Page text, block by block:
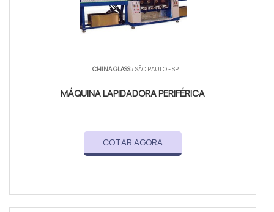
CHINA GLASS/ SÃO PAULO - SP
MÁQUINA LAPIDADORA PERIFÉRICA
COTAR AGORA